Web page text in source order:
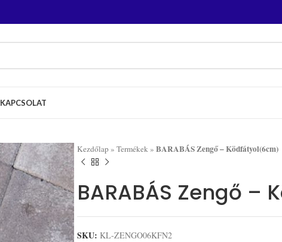
KAPCSOLAT
Kezdőlap » Termékek » BARABÁS Zengő – Ködfátyol(6cm)
BARABÁS Zengő –
SKU: KL-ZENGO06KFN2